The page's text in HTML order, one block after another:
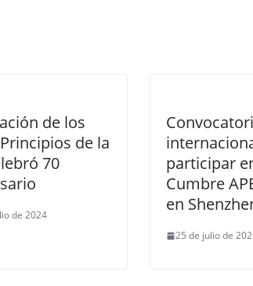
de los
de la
70
de 2024
participar
Cumbre
en
25 de julio de